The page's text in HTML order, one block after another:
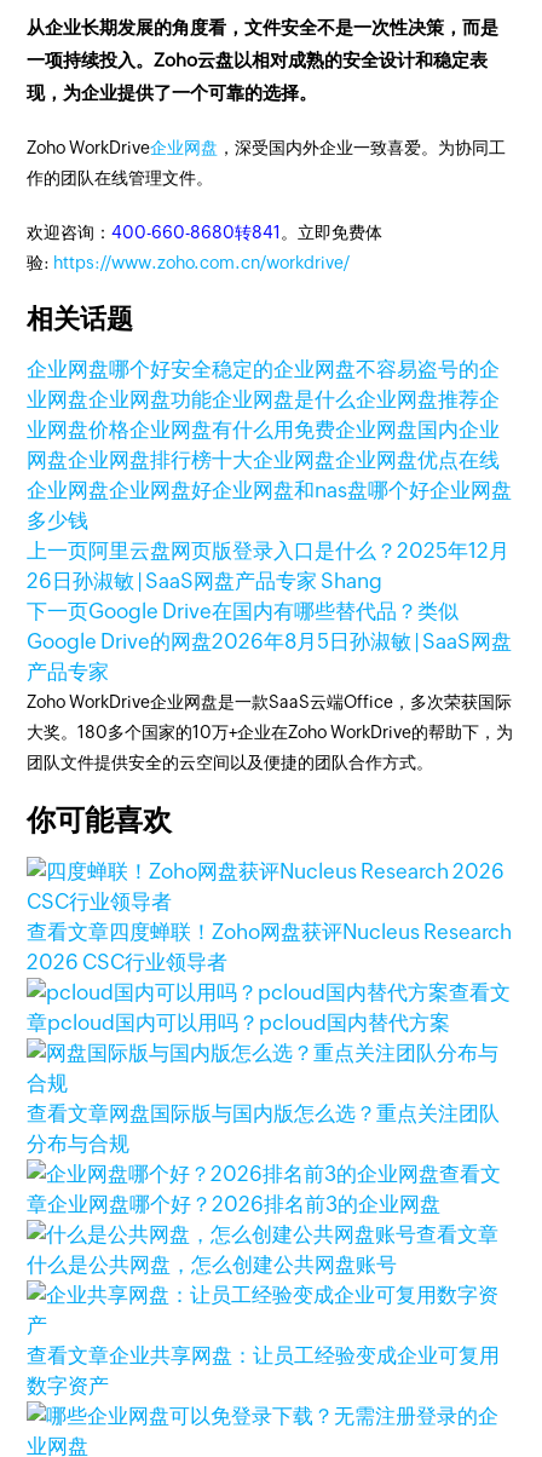
从企业长期发展的角度看，文件安全不是一次性决策，而是
一项持续投入。Zoho云盘以相对成熟的安全设计和稳定表
现，为企业提供了一个可靠的选择。
Zoho WorkDrive企业网盘 ，深受国内外企业一致喜爱。为协同工
作的团队在线管理文件。
欢迎咨询：400-660-8680转841 。立即免费体
验: https://www.zoho.com.cn/workdrive/
相关话题
企业网盘哪个好安全稳定的企业网盘不容易盗号的企
业网盘企业网盘功能企业网盘是什么企业网盘推荐企
业网盘价格企业网盘有什么用免费企业网盘国内企业
网盘企业网盘排行榜十大企业网盘企业网盘优点在线
企业网盘企业网盘好企业网盘和nas盘哪个好企业网盘
多少钱
上一页阿里云盘网页版登录入口是什么？2025年12月
26日孙淑敏 | SaaS网盘产品专家 Shang
下一页Google Drive在国内有哪些替代品？类似
Google Drive的网盘2026年8月5日孙淑敏 | SaaS网盘
产品专家
Zoho WorkDrive企业网盘是一款SaaS云端Office，多次荣获国际
大奖。180多个国家的10万+企业在Zoho WorkDrive的帮助下，为
团队文件提供安全的云空间以及便捷的团队合作方式。
你可能喜欢
查看文章四度蝉联！Zoho网盘获评Nucleus Research
2026 CSC行业领导者
查看文
章pcloud国内可以用吗？pcloud国内替代方案
查看文章网盘国际版与国内版怎么选？重点关注团队
分布与合规
查看文
章企业网盘哪个好？2026排名前3的企业网盘
查看文章
什么是公共网盘，怎么创建公共网盘账号
查看文章企业共享网盘：让员工经验变成企业可复用
数字资产